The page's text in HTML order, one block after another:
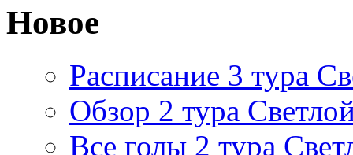
Новое
Расписание 3 тура
Обзор 2 тура
Все голы 2 тура